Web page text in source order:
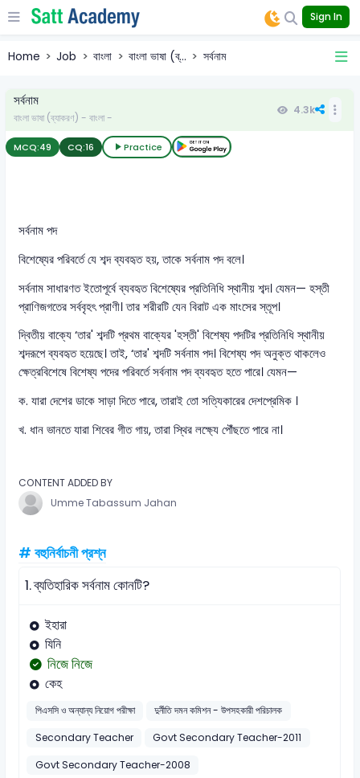
Sign In
Home Job বাংলা বাংলা ভাষা (ব্... সর্বনাম
সর্বনাম
বাংলা ভাষা (ব্যাকরণ) - বাংলা -
4.3k
MCQ:49 CQ:16 Practice
সর্বনাম পদ
বিশেষ্যের পরিবর্তে যে শব্দ ব্যবহৃত হয়, তাকে সর্বনাম পদ বলে।
সর্বনাম সাধারণত ইতোপূর্বে ব্যবহৃত বিশেষ্যের প্রতিনিধি স্থানীয় শব্দ। যেমন— হস্তী
প্রাণিজগতের সর্ববৃহৎ প্রাণী। তার শরীরটি যেন বিরাট এক মাংসের স্তূপ।
দ্বিতীয় বাক্যে ‘তার' শব্দটি প্রথম বাক্যের 'হস্তী' বিশেষ্য পদটির প্রতিনিধি স্থানীয়
শব্দরূপে ব্যবহৃত হয়েছে। তাই, ‘তার' শব্দটি সর্বনাম পদ। বিশেষ্য পদ অনুক্ত থাকলেও
ক্ষেত্রবিশেষে বিশেষ্য পদের পরিবর্তে সর্বনাম পদ ব্যবহৃত হতে পারে। যেমন—
ক. যারা দেশের ডাকে সাড়া দিতে পারে, তারাই তো সত্যিকারের দেশপ্রেমিক ।
খ. ধান ভানতে যারা শিবের গীত গায়, তারা স্থির লক্ষ্যে পৌঁছতে পারে না।
CONTENT ADDED BY
Umme Tabassum Jahan
# বহুনির্বাচনী প্রশ্ন
1.ব্যতিহারিক সর্বনাম কোনটি?
ইহারা
যিনি
নিজে নিজে
কেহ
পিএসসি ও অন্যান্য নিয়োগ পরীক্ষা
দুর্নীতি দমন কমিশন - উপসহকারী পরিচালক
Secondary Teacher
Govt Secondary Teacher-2011
Govt Secondary Teacher-2008